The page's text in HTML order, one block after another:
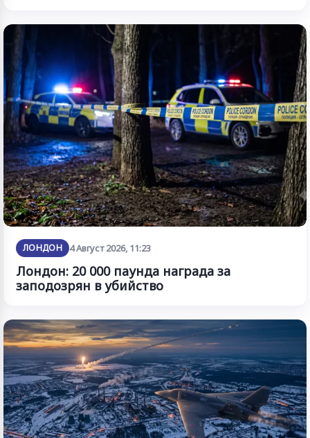
ЛОНДОН 4 Август 2026, 11:23
Лондон: 20 000 паунда награда за
заподозрян в убийство